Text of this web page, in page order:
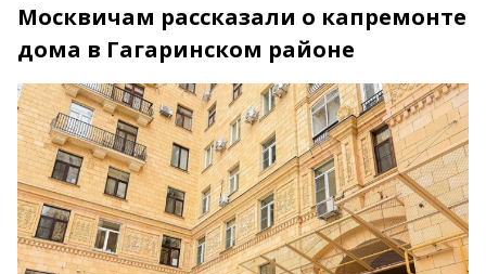
Москвичам рассказали о капремонте
дома в Гагаринском районе